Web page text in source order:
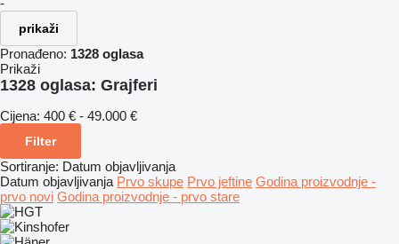
-
prikaži
Pronađeno: 1328 oglasa
Prikaži
1328 oglasa: Grajferi
Cijena: 400 € - 49.000 €
Filter
Sortiranje: Datum objavljivanja
Datum objavljivanja Prvo skupe Prvo jeftine Godina proizvodnje -
prvo novi Godina proizvodnje - prvo stare